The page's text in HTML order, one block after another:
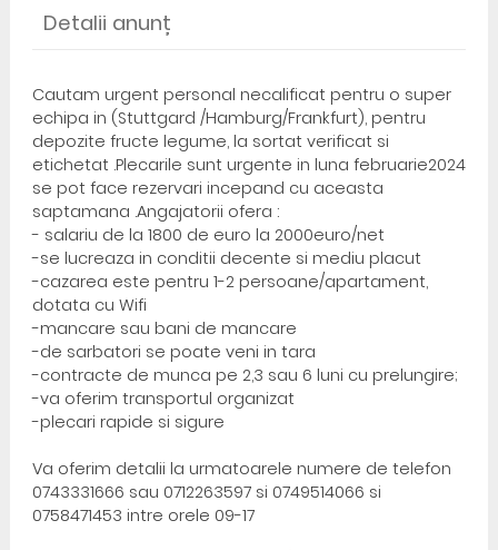
Detalii anunț
Cautam urgent personal necalificat pentru o super
echipa in (Stuttgard /Hamburg/Frankfurt), pentru
depozite fructe legume, la sortat verificat si
etichetat .Plecarile sunt urgente in luna februarie2024
se pot face rezervari incepand cu aceasta
saptamana .Angajatorii ofera :
- salariu de la 1800 de euro la 2000euro/net
-se lucreaza in conditii decente si mediu placut
-cazarea este pentru 1-2 persoane/apartament,
dotata cu Wifi
-mancare sau bani de mancare
-de sarbatori se poate veni in tara
-contracte de munca pe 2,3 sau 6 luni cu prelungire;
-va oferim transportul organizat
-plecari rapide si sigure
Va oferim detalii la urmatoarele numere de telefon
0743331666 sau 0712263597 si 0749514066 si
0758471453 intre orele 09-17